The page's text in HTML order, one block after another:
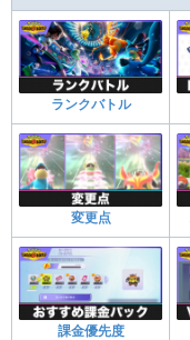
ランクバトル
変更点
課金優先度